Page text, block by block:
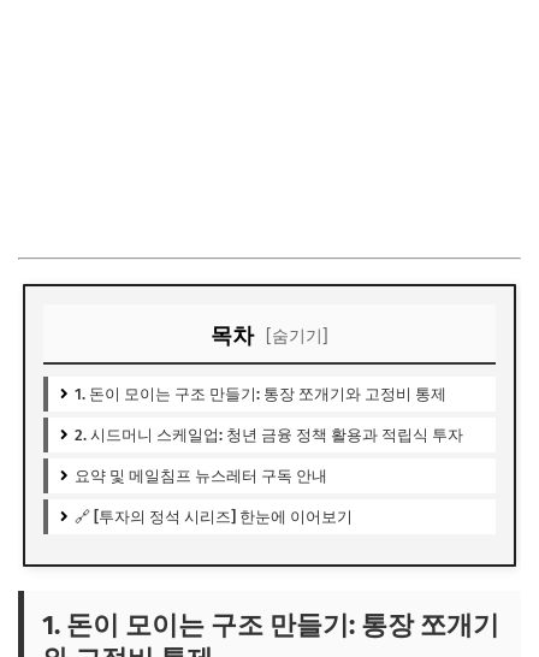
목차 [숨기기]
1. 돈이 모이는 구조 만들기: 통장 쪼개기와 고정비 통제
2. 시드머니 스케일업: 청년 금융 정책 활용과 적립식 투자
요약 및 메일침프 뉴스레터 구독 안내
🔗 [투자의 정석 시리즈] 한눈에 이어보기
1. 돈이 모이는 구조 만들기: 통장 쪼개기